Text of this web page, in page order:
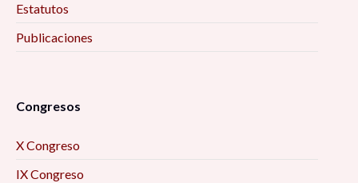
Estatutos
Publicaciones
Congresos
X Congreso
IX Congreso